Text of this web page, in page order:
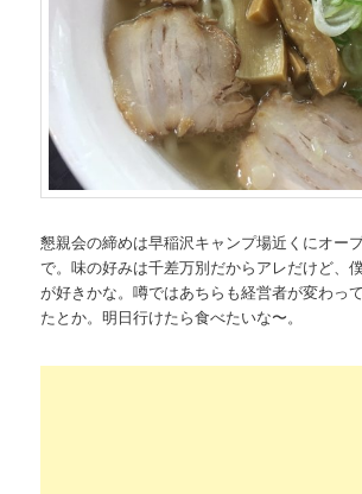
懇親会の締めは早稲沢キャンプ場近くにオー
で。味の好みは千差万別だからアレだけど、
が好きかな。噂ではあちらも経営者が変わっ
たとか。明日行けたら食べたいな〜。